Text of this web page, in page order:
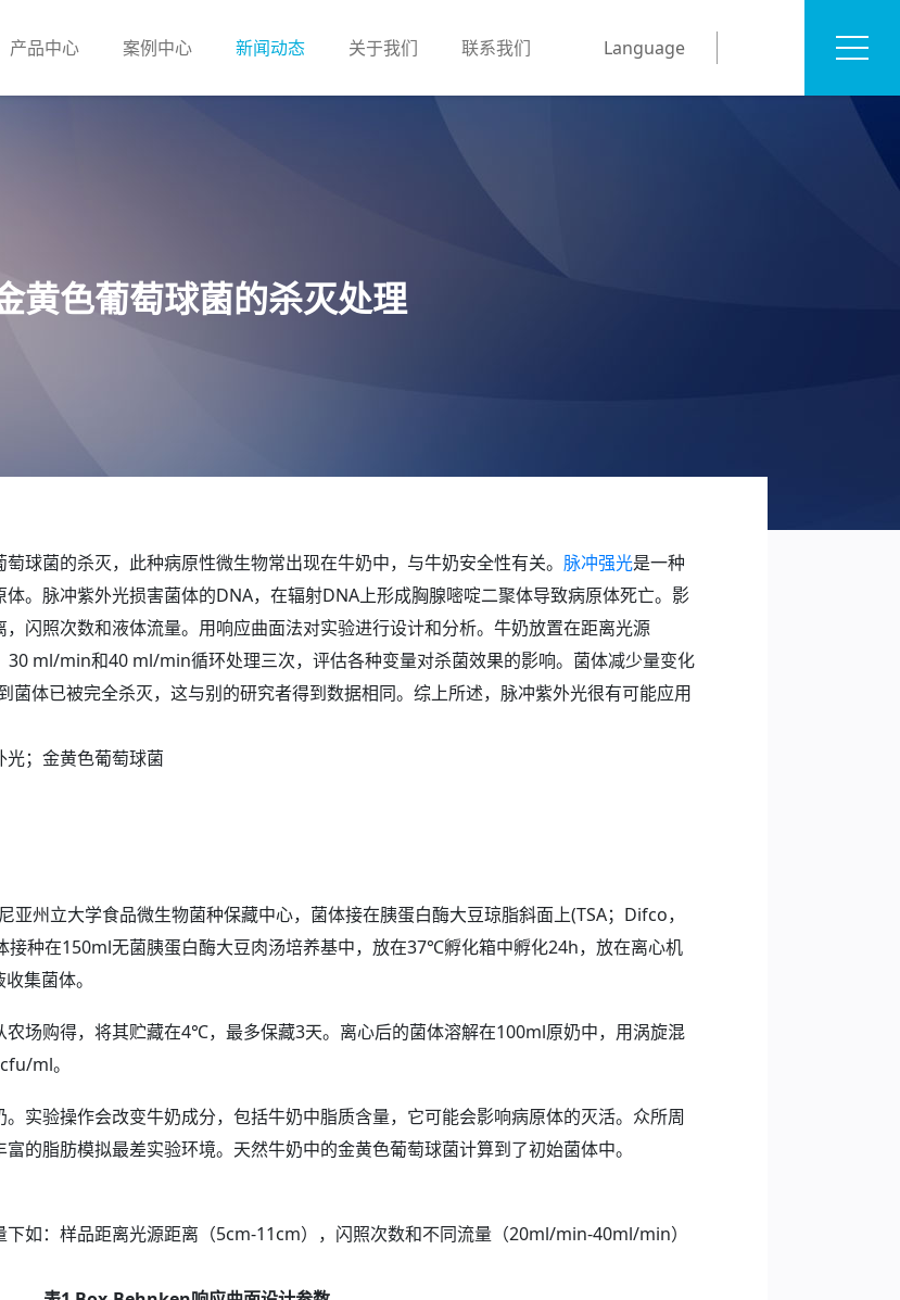
Language
产品中心 案例中心 新闻动态 关于我们 联系我们
黄色葡萄球菌的杀灭处理
球菌的杀灭，此种病原性微生物常出现在牛奶中，与牛奶安全性有关。 脉冲强光是一种
。脉冲紫外光损害菌体的DNA，在辐射DNA上形成胸腺嘧啶二聚体导致病原体死亡。影
闪照次数和液体流量。用响应曲面法对实验进行设计和分析。牛奶放置在距离光源
ml/min和40 ml/min循环处理三次，评估各种变量对杀菌效果的影响。菌体减少量变化
体已被完全杀灭，这与别的研究者得到数据相同。综上所述，脉冲紫外光很有可能应用
；金黄色葡萄球菌
亚州立大学食品微生物菌种保藏中心，菌体接在胰蛋白酶大豆琼脂斜面上(TSA；Difco，
种在150ml无菌胰蛋白酶大豆肉汤培养基中，放在37℃孵化箱中孵化24h，放在离心机
集菌体。
场购得，将其贮藏在4℃，最多保藏3天。离心后的菌体溶解在100ml原奶中，用涡旋混
ml。
实验操作会改变牛奶成分，包括牛奶中脂质含量，它可能会影响病原体的灭活。众所周
的脂肪模拟最差实验环境。天然牛奶中的金黄色葡萄球菌计算到了初始菌体中。
如：样品距离光源距离（5cm-11cm），闪照次数和不同流量（20ml/min-40ml/min）